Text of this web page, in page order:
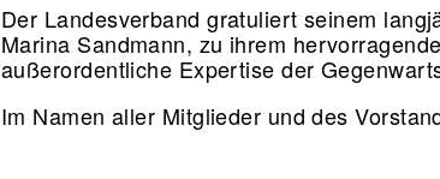
Der Landesverband gratuliert seinem
Marina Sandmann, zu ihrem
außerordentliche Expertise der
Im Namen aller Mitglieder und des